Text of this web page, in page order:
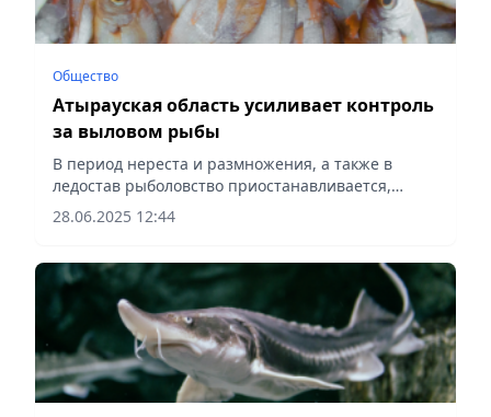
Общество
Атырауская область усиливает контроль
за выловом рыбы
В период нереста и размножения, а также в
ледостав рыболовство приостанавливается,
сообщает Vecher.kz.
28.06.2025 12:44